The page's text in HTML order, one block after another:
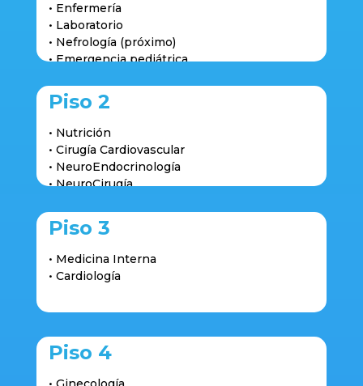
• Enfermería
• Laboratorio
• Nefrología (próximo)
• Emergencia pediátrica
• Fisioterapia y Rehabilitación
• Consulta Reumatología
• Endocrinología
• Hematología
Piso 2
• Nutrición
• Cirugía Cardiovascular
• NeuroEndocrinología
• NeuroCirugía
• Infectología Pediátrica
• Infectología Adultos
Piso 3
• Medicina Interna
• Cardiología
Piso 4